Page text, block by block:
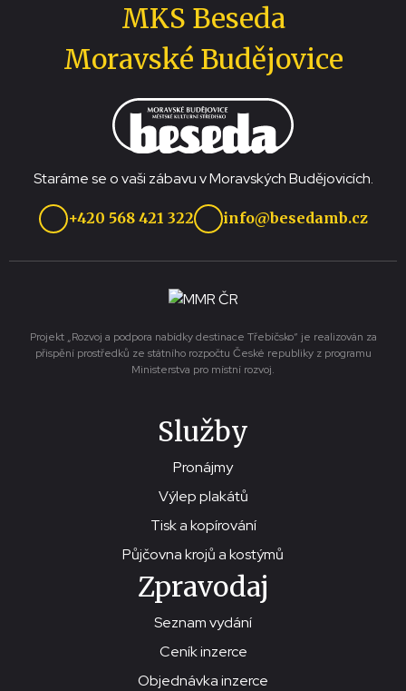
MKS Beseda
Moravské Budějovice
Staráme se o vaši zábavu v Moravských Budějovicích.
+420 568 421 322 info@besedamb.cz
Projekt „Rozvoj a podpora nabídky destinace Třebíčsko“ je realizován za
přispění prostředků ze státního rozpočtu České republiky z programu
Ministerstva pro místní rozvoj.
Služby
Pronájmy
Výlep plakátů
Tisk a kopírování
Půjčovna krojů a kostýmů
Zpravodaj
Seznam vydání
Ceník inzerce
Objednávka inzerce